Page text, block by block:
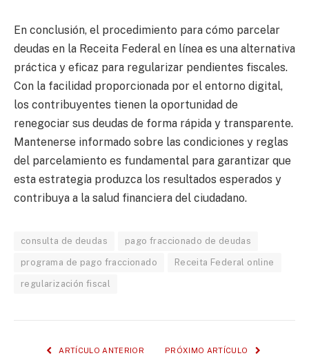
En conclusión, el procedimiento para cómo parcelar
deudas en la Receita Federal en línea es una alternativa
práctica y eficaz para regularizar pendientes fiscales.
Con la facilidad proporcionada por el entorno digital,
los contribuyentes tienen la oportunidad de
renegociar sus deudas de forma rápida y transparente.
Mantenerse informado sobre las condiciones y reglas
del parcelamiento es fundamental para garantizar que
esta estrategia produzca los resultados esperados y
contribuya a la salud financiera del ciudadano.
consulta de deudas pago fraccionado de deudas
programa de pago fraccionado Receita Federal online
regularización fiscal
ARTÍCULO ANTERIOR PRÓXIMO ARTÍCULO